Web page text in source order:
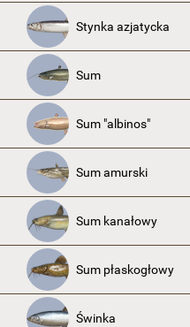
Stynka azjatycka
Sum
Sum "albinos"
Sum amurski
Sum kanałowy
Sum płaskogłowy
Świnka